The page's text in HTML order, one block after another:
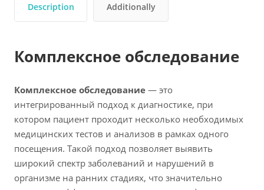
Description Additionally
Комплексное обследование
Комплексное обследование — это
интегрированный подход к диагностике, при
котором пациент проходит несколько необходимых
медицинских тестов и анализов в рамках одного
посещения. Такой подход позволяет выявить
широкий спектр заболеваний и нарушений в
организме на ранних стадиях, что значительно